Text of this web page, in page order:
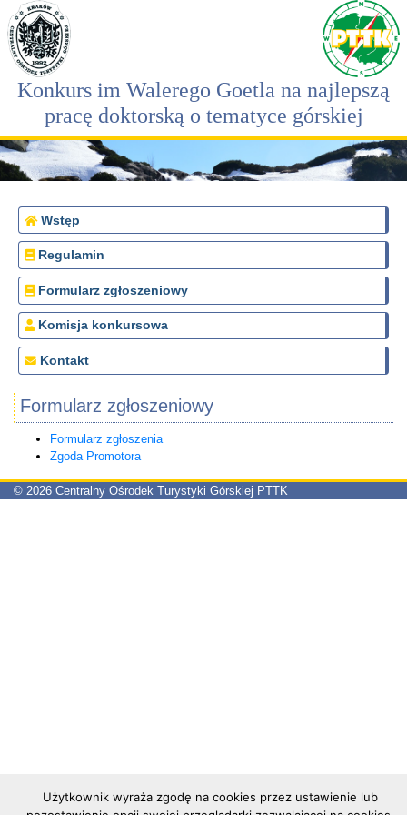
Konkurs im Walerego Goetla na najlepszą
pracę doktorską o tematyce górskiej
Wstęp
Regulamin
Formularz zgłoszeniowy
Komisja konkursowa
Kontakt
Formularz zgłoszeniowy
Formularz zgłoszenia
Zgoda Promotora
© 2026 Centralny Ośrodek Turystyki Górskiej PTTK
Użytkownik wyraża zgodę na cookies przez ustawienie lub